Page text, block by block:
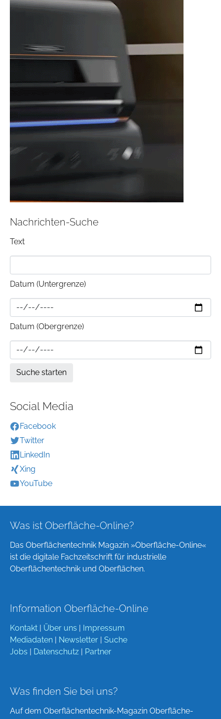
Nachrichten-Suche
Text
Datum (Untergrenze)
Datum (Obergrenze)
Social Media
Facebook
Twitter
LinkedIn
Xing
YouTube
Was ist Oberfläche-Online?
Das Oberflächentechnik Magazin »Oberfläche-Online«
ist die digitale Fachzeitschrift für industrielle
Oberflächentechnik und Oberflächen.
Information Oberfläche-Online
Kontakt Über uns
Impressum
Mediadaten
Newsletter
Suche
Jobs
Datenschutz Partner
Was finden Sie bei uns?
Auf dem Oberflächentechnik-Magazin Oberfläche-